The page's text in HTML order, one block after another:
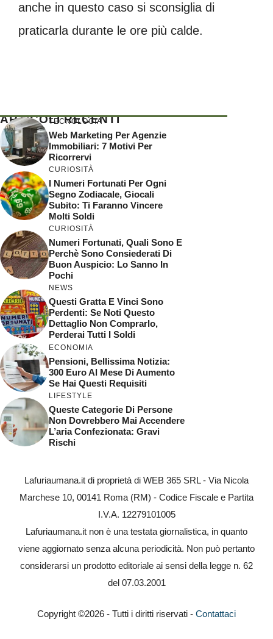
anche in questo caso si sconsiglia di
praticarla durante le ore più calde.
ARTICOLI RECENTI
TECNOLOGIA
Web Marketing Per Agenzie
Immobiliari: 7 Motivi Per
Ricorrervi
CURIOSITÀ
I Numeri Fortunati Per Ogni
Segno Zodiacale, Giocali
Subito: Ti Faranno Vincere
Molti Soldi
CURIOSITÀ
Numeri Fortunati, Quali Sono E
Perchè Sono Consiederati Di
Buon Auspicio: Lo Sanno In
Pochi
NEWS
Questi Gratta E Vinci Sono
Perdenti: Se Noti Questo
Dettaglio Non Comprarlo,
Perderai Tutti I Soldi
ECONOMIA
Pensioni, Bellissima Notizia:
300 Euro Al Mese Di Aumento
Se Hai Questi Requisiti
LIFESTYLE
Queste Categorie Di Persone
Non Dovrebbero Mai Accendere
L’aria Confezionata: Gravi
Rischi
Lafuriaumana.it di proprietà di WEB 365 SRL - Via Nicola
Marchese 10, 00141 Roma (RM) - Codice Fiscale e Partita
I.V.A. 12279101005
Lafuriaumana.it non è una testata giornalistica, in quanto
viene aggiornato senza alcuna periodicità. Non può pertanto
considerarsi un prodotto editoriale ai sensi della legge n. 62
del 07.03.2001
Copyright ©2026 - Tutti i diritti riservati - Contattaci